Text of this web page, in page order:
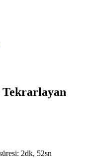
Tekrarlayan
2dk, 52sn